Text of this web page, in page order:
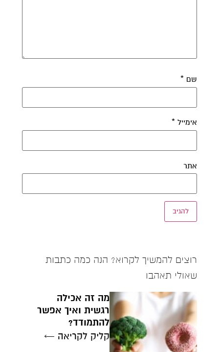
שם *
אימייל *
אתר
רוצים להמשיך לקרוא? הנה כמה כתבות
שאולי תאהבו
מה זה אכילה
רגשית ואיך אפשר
להתמודד?
קליק לקריאה ←